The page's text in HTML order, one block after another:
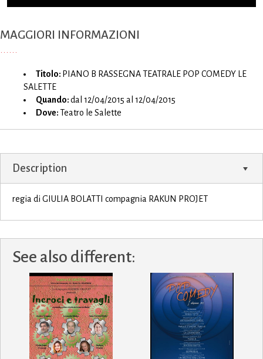
MAGGIORI INFORMAZIONI
Titolo: PIANO B RASSEGNA TEATRALE POP COMEDY LE
SALETTE
Quando:dal 12/04/2015 al 12/04/2015
Dove:Teatro le Salette
Description
regia di GIULIA BOLATTI compagnia RAKUN PROJET
See also different: